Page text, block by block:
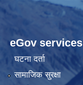
eGov services
घटना दर्ता
सामाजिक सुरक्षा